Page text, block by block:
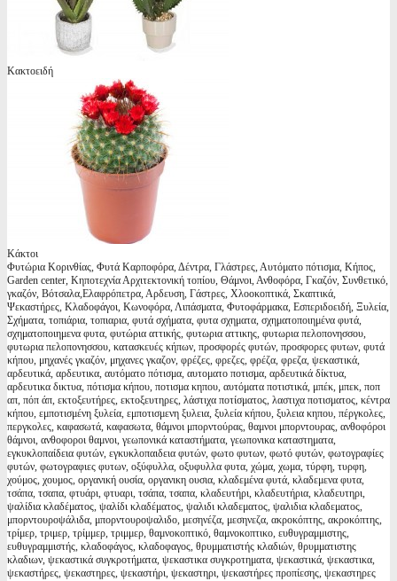
Κακτοειδή
Κάκτοι
Φυτώρια Κορινθίας, Φυτά Καρποφόρα, Δέντρα, Γλάστρες, Αυτόματο πότισμα, Κήπος,
Garden center, Κηποτεχνία Αρχιτεκτονική τοπίου, Θάμνοι, Ανθοφόρα, Γκαζόν, Συνθετικό,
γκαζόν, Βότσαλα,Ελαφρόπετρα, Αρδευση, Γάστρες, Χλοοκοπτικά, Σκαπτικά,
Ψεκαστήρες, Κλαδοφάγοι, Κωνοφόρα, Λιπάσματα, Φυτοφάρμακα, Εσπεριδοειδή, Ξυλεία,
Σχήματα, τοπιάρια, τοπιαρια, φυτά σχήματα, φυτα σχηματα, σχηματοποιημένα φυτά,
σχηματοποιημενα φυτα, φυτώρια αττικής, φυτωρια αττικης, φυτωρια πελοπονησσου,
φυτωρια πελοπονησσου, κατασκευές κήπων, προσφορές φυτών, προσφορες φυτων, φυτά
κήπου, μηχανές γκαζόν, μηχανες γκαζον, φρέζες, φρεζες, φρέζα, φρεζα, ψεκαστικά,
αρδευτικά, αρδευτικα, αυτόματο πότισμα, αυτοματο ποτισμα, αρδευτικά δίκτυα,
αρδευτικα δικτυα, πότισμα κήπου, ποτισμα κηπου, αυτόματα ποτιστικά, μπέκ, μπεκ, ποπ
απ, πόπ άπ, εκτοξευτήρες, εκτοξευτηρες, λάστιχα ποτίσματος, λαστιχα ποτισματος, κέντρα
κήπου, εμποτισμένη ξυλεία, εμποτισμενη ξυλεια, ξυλεία κήπου, ξυλεια κηπου, πέργκολες,
περγκολες, καφασωτά, καφασωτα, θάμνοι μπορντούρας, θαμνοι μπορντουρας, ανθοφόροι
θάμνοι, ανθοφοροι θαμνοι, γεωπονικά καταστήματα, γεωπονικα καταστηματα,
εγκυκλοπαίδεια φυτών, εγκυκλοπαιδεια φυτών, φωτο φυτων, φωτό φυτών, φωτογραφίες
φυτών, φωτογραφιες φυτων, οξύφυλλα, οξυφυλλα φυτα, χώμα, χωμα, τύρφη, τυρφη,
χούμος, χουμος, οργανική ουσία, οργανικη ουσια, κλαδεμένα φυτά, κλαδεμενα φυτα,
τσάπα, τσαπα, φτυάρι, φτυαρι, τσάπα, τσαπα, κλαδευτήρι, κλαδευτήρια, κλαδευτηρι,
ψαλίδια κλαδέματος, ψαλίδι κλαδέματος, ψαλιδι κλαδεματος, ψαλιδια κλαδεματος,
μπορντουροψάλιδα, μπορντουροψαλιδο, μεσηνέζα, μεσηνεζα, ακροκόπτης, ακροκόπτης,
τρίμερ, τριμερ, τρίμμερ, τριμμερ, θαμνοκοπτικό, θαμνοκοπτικο, ευθυγραμμιστης,
ευθυγραμμιστής, κλαδοφάγος, κλαδοφαγος, θρυμματιστής κλαδιών, θρυμματιστης
κλαδιων, ψεκαστικά συγκροτήματα, ψεκαστικα συγκροτηματα, ψεκαστικά, ψεκαστικα,
ψεκαστήρες, ψεκαστηρες, ψεκαστήρι, ψεκαστηρι, ψεκαστήρες προπίεσης, ψεκαστηρες